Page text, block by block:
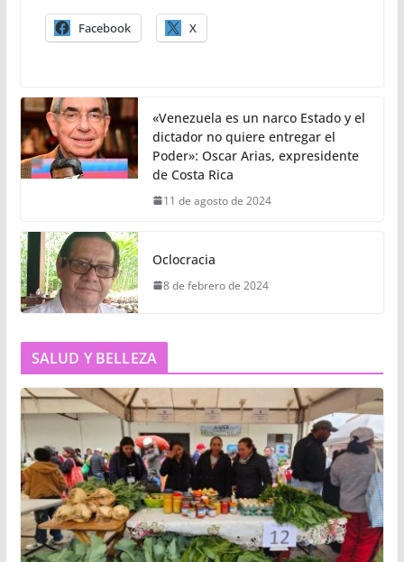
Facebook X
«Venezuela es un narco Estado y el
dictador no quiere entregar el
Poder»: Oscar Arias, expresidente
de Costa Rica
11 de agosto de 2024
Oclocracia
8 de febrero de 2024
SALUD Y BELLEZA